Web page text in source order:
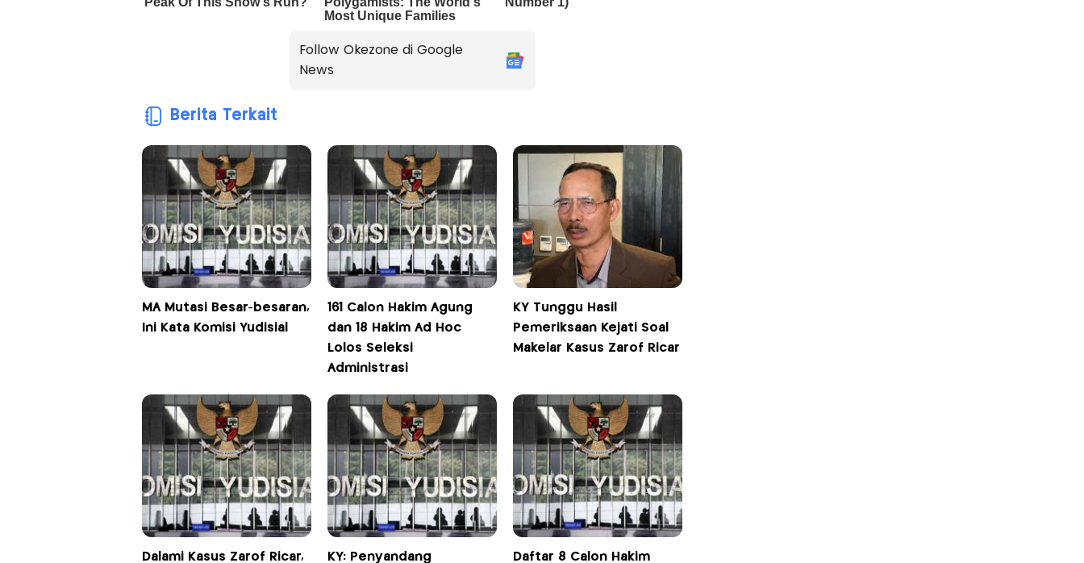
Follow Okezone di Google
News
Berita Terkait
MA Mutasi Besar-besaran,
Ini Kata Komisi Yudisial
161 Calon Hakim Agung
dan 18 Hakim Ad Hoc
Lolos Seleksi
Administrasi
KY Tunggu Hasil
Pemeriksaan Kejati Soal
Makelar Kasus Zarof Ricar
Dalami Kasus Zarof Ricar,
KY: Penyandang
Daftar 8 Calon Hakim